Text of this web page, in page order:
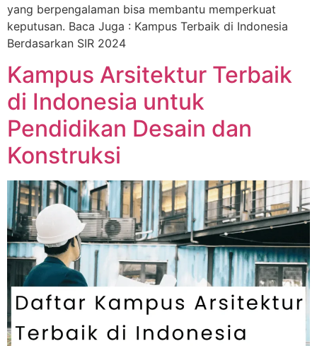
yang berpengalaman bisa membantu memperkuat
keputusan. Baca Juga : Kampus Terbaik di Indonesia
Berdasarkan SIR 2024
Kampus Arsitektur Terbaik
di Indonesia untuk
Pendidikan Desain dan
Konstruksi